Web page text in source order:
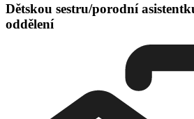
Dětskou sestru/porodní
oddělení